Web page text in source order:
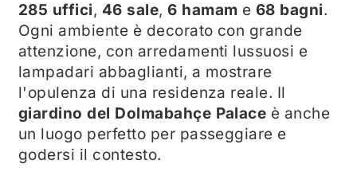
285 uffici, 46 sale, 6 hamam e 68 bagni.
Ogni ambiente è decorato con grande
attenzione, con arredamenti lussuosi e
lampadari abbaglianti, a mostrare
l'opulenza di una residenza reale. Il
giardino del Dolmabahçe Palace è anche
un luogo perfetto per passeggiare e
godersi il contesto.